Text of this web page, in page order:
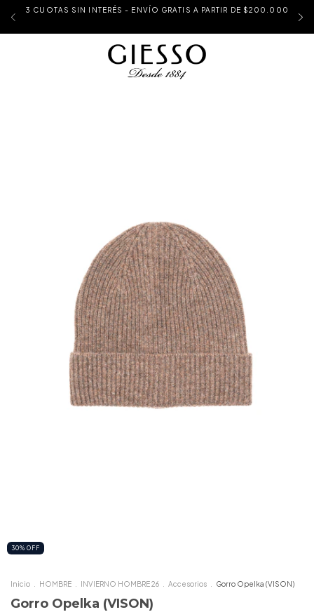
3 CUOTAS SIN INTERÉS - ENVÍO GRATIS A PARTIR DE $200.000
30% OFF
Inicio HOMBRE INVIERNO HOMBRE 26 Accesorios Gorro Opelka (VISON)
Gorro Opelka (VISON)